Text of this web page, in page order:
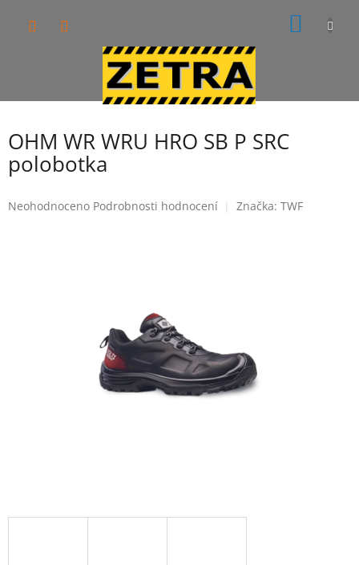
OHM WR WRU HRO SB P SRC
polobotka
Průměrné
Neohodnoceno Podrobnosti hodnocení Značka: TWF